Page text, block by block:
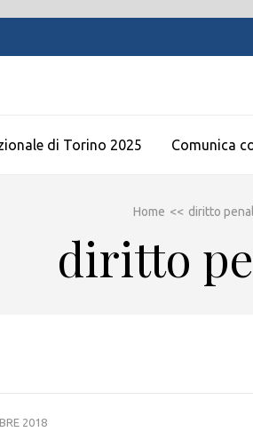
di Torino 2025 Comunica
Home << diritto
diritto
2018